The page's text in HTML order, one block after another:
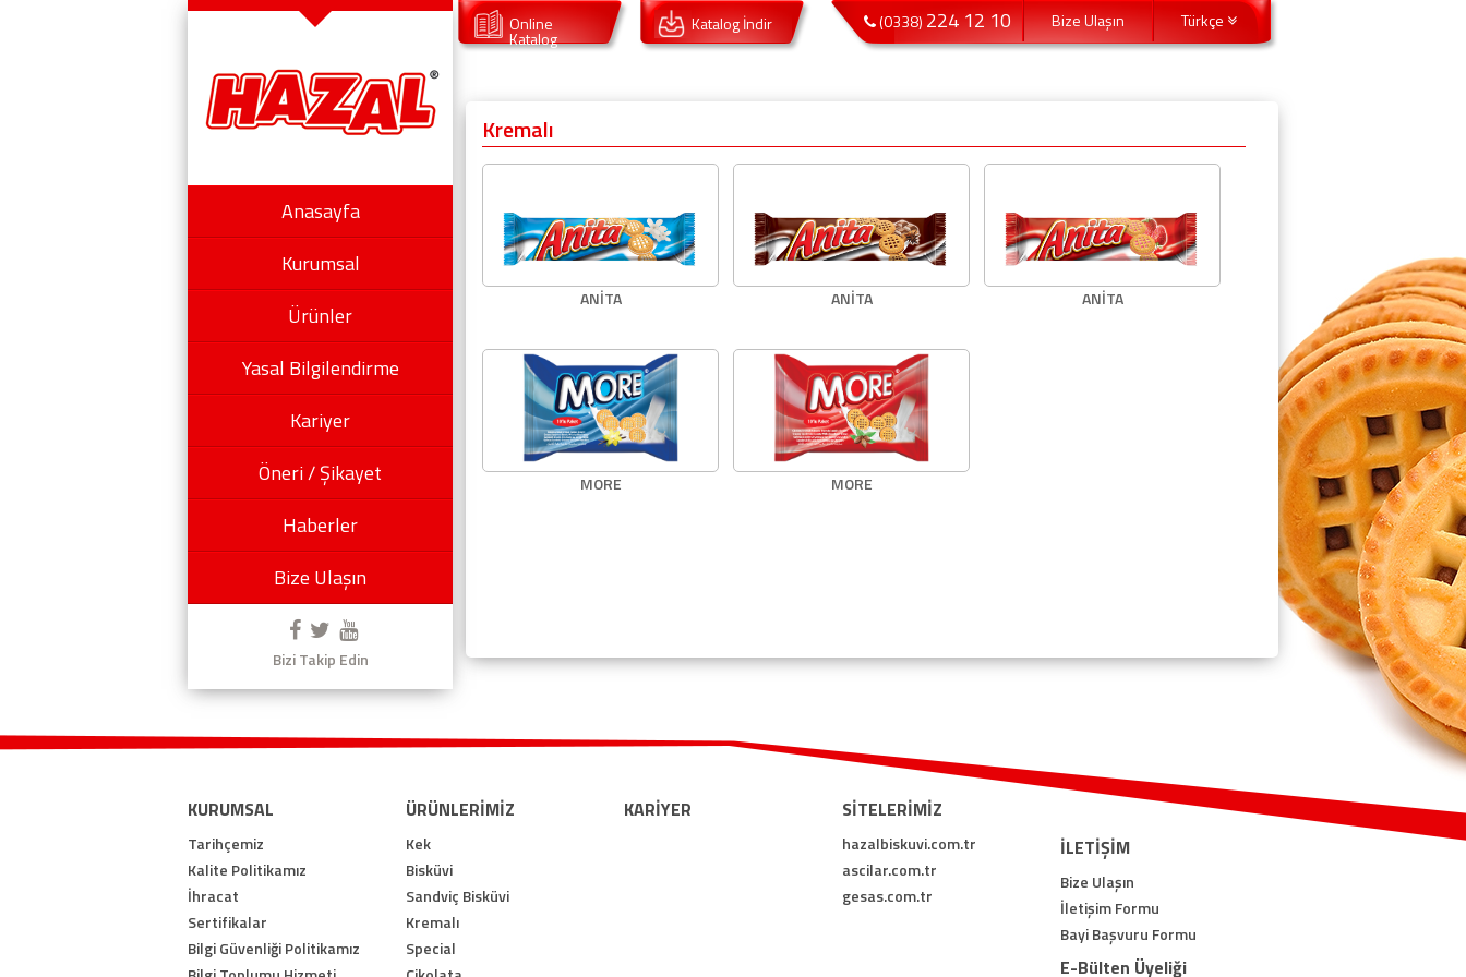
Anasayfa
Kurumsal
Ürünler
Yasal Bilgilendirme
Kariyer
Öneri / Şikayet
Haberler
Bize Ulaşın
Bizi Takip Edin
Online
Katalog
Katalog İndir (0338) 224 12 10 Bize Ulaşın Türkçe
Kremalı
ANİTA ANİTA ANİTA
MORE MORE
KURUMSAL
Tarihçemiz
Kalite Politikamız
İhracat
Sertifikalar
Bilgi Güvenliği Politikamız
ÜRÜNLERİMİZ
Kek
Bisküvi
Sandviç Bisküvi
Kremalı
Special
KARİYER SİTELERİMİZ
hazalbiskuvi.com.tr
ascilar.com.tr
gesas.com.tr
İLETİŞİM
Bize Ulaşın
İletişim Formu
Bayi Başvuru Formu
E-Bülten Üyeliği